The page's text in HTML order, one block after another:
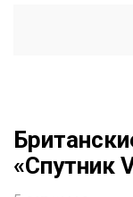
«Спутник